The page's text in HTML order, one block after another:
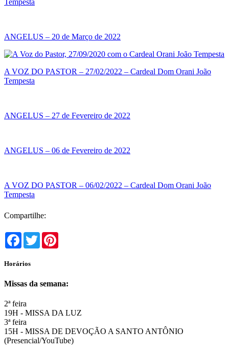
ANGELUS – 20 de Março de 2022
A VOZ DO PASTOR – 27/02/2022 – Cardeal Dom Orani João
Tempesta
ANGELUS – 27 de Fevereiro de 2022
ANGELUS – 06 de Fevereiro de 2022
A VOZ DO PASTOR – 06/02/2022 – Cardeal Dom Orani João
Tempesta
Compartilhe:
Facebook
Twitter
Horários
Missas da semana:
2ª feira
19H - MISSA DA LUZ
3ª feira
15H - MISSA DE DEVOÇÃO A SANTO ANTÔNIO
(Presencial/YouTube)